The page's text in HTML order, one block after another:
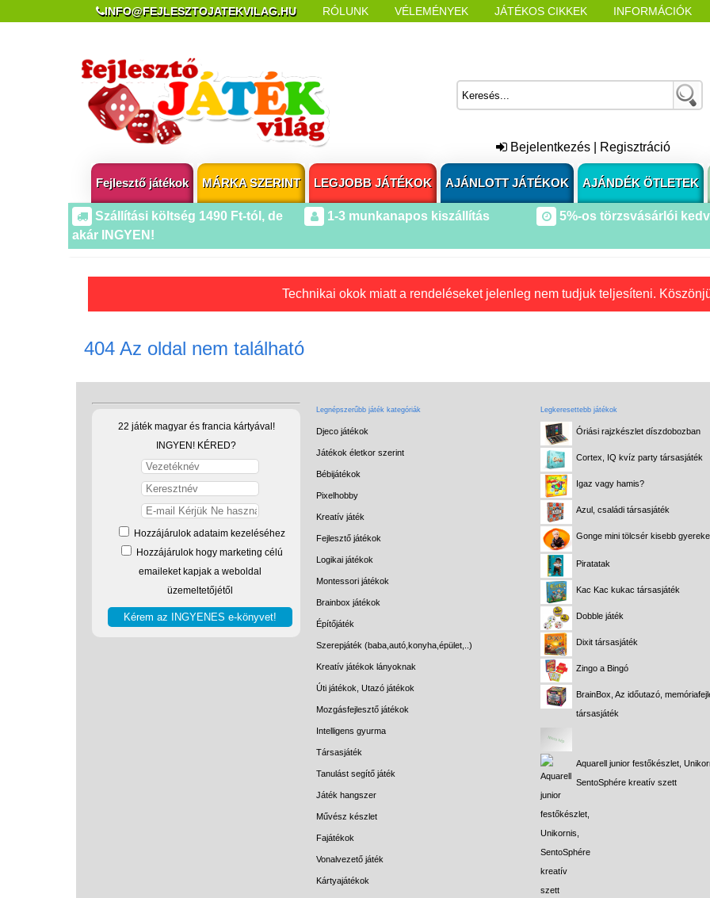
INFO@FEJLESZTOJATEKVILAG.HU RÓLUNK VÉLEMÉNYEK JÁTÉKOS CIKKEK INFORMÁCIÓK
Bejelentkezés Regisztráció
Fejlesztő játékok MÁRKA SZERINT LEGJOBB JÁTÉKOK AJÁNLOTT JÁTÉKOK AJÁNDÉK ÖTLETEK
Szállítási költség 1490 Ft-tól, de
akár INGYEN!
1-3 munkanapos kiszállítás 5%-os törzsvásárlói
Technikai okok miatt a rendeléseket jelenleg nem tudjuk teljesíteni.
404 Az oldal nem található
22 játék magyar és francia kártyával!
INGYEN! KÉRED?
Hozzájárulok adataim kezeléséhez
Hozzájárulok hogy marketing célú
emaileket kapjak a weboldal
üzemeltetőjétől
Legnépszerűbb játék kategóriák
Djeco játékok
Játékok életkor szerint
Bébijátékok
Pixelhobby
Kreatív játék
Fejlesztő játékok
Logikai játékok
Montessori játékok
Brainbox játékok
Építőjáték
Szerepjáték (baba,autó,konyha,épület,..)
Kreatív játékok lányoknak
Úti játékok, Utazó játékok
Mozgásfejlesztő játékok
Intelligens gyurma
Társasjáték
Tanulást segítő játék
Játék hangszer
Művész készlet
Fajátékok
Vonalvezető játék
Kártyajátékok
Legkeresettebb játékok
Óriási rajzkészlet díszdobozban
Cortex, IQ kvíz party társasjáték
Igaz vagy hamis?
Azul, családi társasjáték
Gonge mini tölcsér kisebb
Piratatak
Kac Kac kukac társasjáték
Dobble játék
Dixit társasjáték
Zingo a Bingó
BrainBox, Az időutazó,
társasjáték
Aquarell junior festőkészlet,
SentoSphére kreatív szett